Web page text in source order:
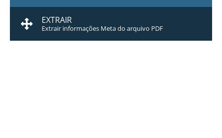
EXTRAIR
Extrair informações Meta do arquivo PDF